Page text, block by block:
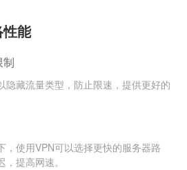
能
制
隐藏流量类型，防止限速，提供更好的
，使用VPN可以选择更快的服务器路
提高网速。